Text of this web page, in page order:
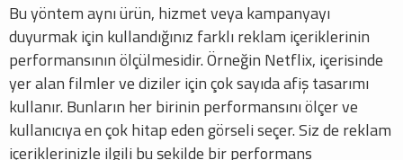
Bu yöntem aynı ürün, hizmet veya kampanyayı
duyurmak için kullandığınız farklı reklam içeriklerinin
performansının ölçülmesidir. Örneğin Netflix, içerisinde
yer alan filmler ve diziler için çok sayıda afiş tasarımı
kullanır. Bunların her birinin performansını ölçer ve
kullanıcıya en çok hitap eden görseli seçer. Siz de reklam
içeriklerinizle ilgili bu şekilde bir performans